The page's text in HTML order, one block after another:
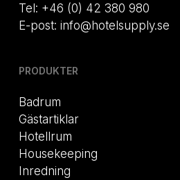
Tel: +46 (0) 42 380 980
E-post: info@hotelsupply.se
PRODUKTER
Badrum
Gästartiklar
Hotellrum
Housekeeping
Inredning